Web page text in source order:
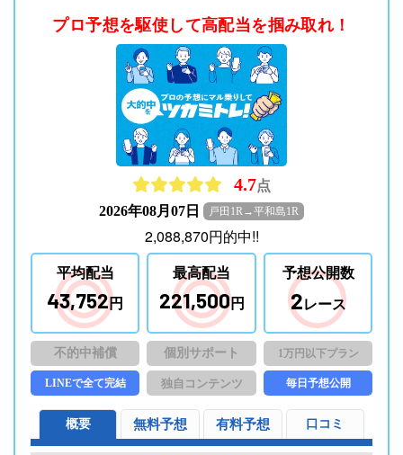
プロ予想を駆使して高配当を掴み取れ！
4.7点
2026年08月07日 戸田1R→平和島1R
2,088,870円的中!!
平均配当
43,752円
最高配当
221,500円
予想公開数
2レース
不的中補償 個別サポート 1万円以下プラン
LINEで全て完結 独自コンテンツ 毎日予想公開
概要 無料予想 有料予想 口コミ